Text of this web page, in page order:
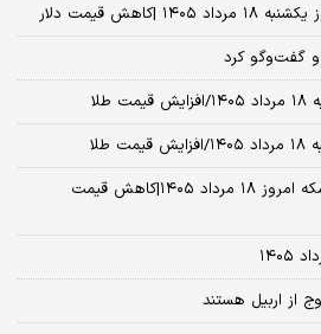
قیمت دلار
و گفت‌وگو کرد
قیمت سکه، نیم سکه و ربع سکه امروز ۱۸ مرداد ۱۴۰۵|کاهش قیمت
از اربیل هستند